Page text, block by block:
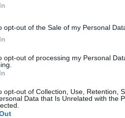
opt-out of the Sale of my Personal
opt-out of processing my Personal
opt-out of Collection, Use, Retention,
Data that Is Unrelated with the
el. 2025 I. negyedévében a
portfolio.hu hírarchívumához
tartalmazza:
cikkarchívum